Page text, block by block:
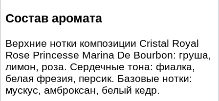
Состав аромата
Верхние нотки композиции Cristal Royal
Rose Princesse Marina De Bourbon: груша,
лимон, роза. Сердечные тона: фиалка,
белая фрезия, персик. Базовые нотки:
мускус, амброксан, белый кедр.